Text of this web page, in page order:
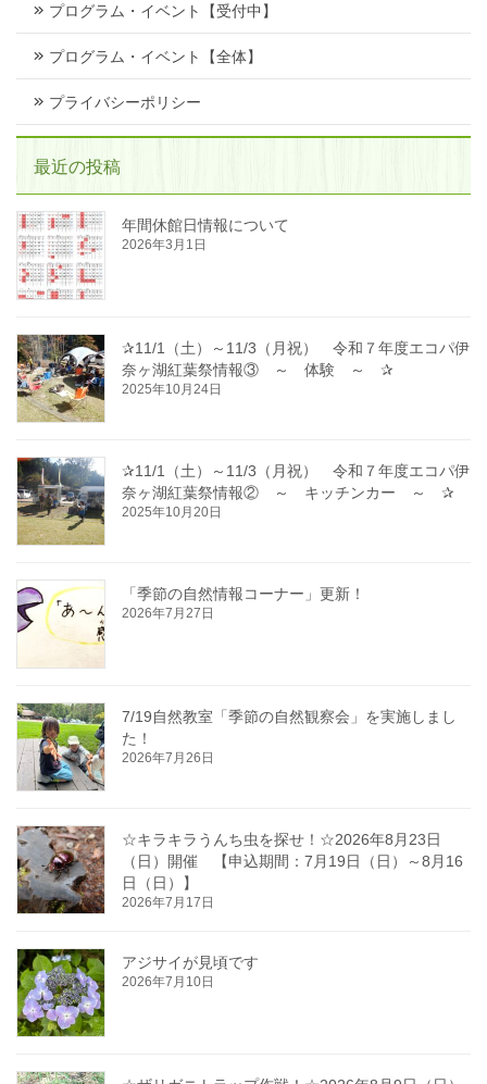
プログラム・イベント【受付中】
プログラム・イベント【全体】
プライバシーポリシー
最近の投稿
年間休館日情報について
2026年3月1日
✰11/1（土）～11/3（月祝） 令和７年度エコパ伊
奈ヶ湖紅葉祭情報③ ～ 体験 ～ ✰
2025年10月24日
✰11/1（土）～11/3（月祝） 令和７年度エコパ伊
奈ヶ湖紅葉祭情報② ～ キッチンカー ～ ✰
2025年10月20日
「季節の自然情報コーナー」更新！
2026年7月27日
7/19自然教室「季節の自然観察会」を実施しまし
た！
2026年7月26日
☆キラキラうんち虫を探せ！☆2026年8月23日
（日）開催 【申込期間：7月19日（日）～8月16
日（日）】
2026年7月17日
アジサイが見頃です
2026年7月10日